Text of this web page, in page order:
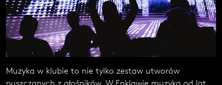
Muzyka w klubie to nie tylko zestaw utworów
puszczanych z głośników. W Enklawie muzyka od lat
z
i
e
p
d